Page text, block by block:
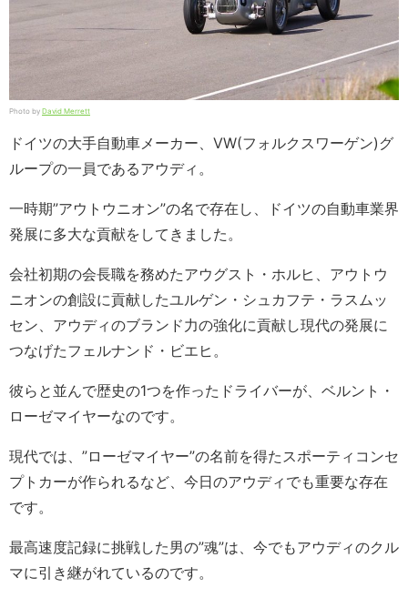
Photo by David Merrett
ドイツの大手自動車メーカー、VW(フォルクスワーゲン)グ
ループの一員であるアウディ。
一時期”アウトウニオン”の名で存在し、ドイツの自動車業界
発展に多大な貢献をしてきました。
会社初期の会長職を務めたアウグスト・ホルヒ、アウトウ
ニオンの創設に貢献したユルゲン・シュカフテ・ラスムッ
セン、アウディのブランド力の強化に貢献し現代の発展に
つなげたフェルナンド・ビエヒ。
彼らと並んで歴史の1つを作ったドライバーが、ベルント・
ローゼマイヤーなのです。
現代では、”ローゼマイヤー”の名前を得たスポーティコンセ
プトカーが作られるなど、今日のアウディでも重要な存在
です。
最高速度記録に挑戦した男の”魂”は、今でもアウディのクル
マに引き継がれているのです。